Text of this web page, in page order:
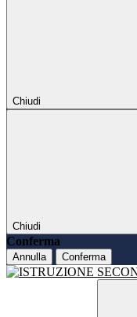
Chiudi
Chiudi
Conferma
Annulla Conferma